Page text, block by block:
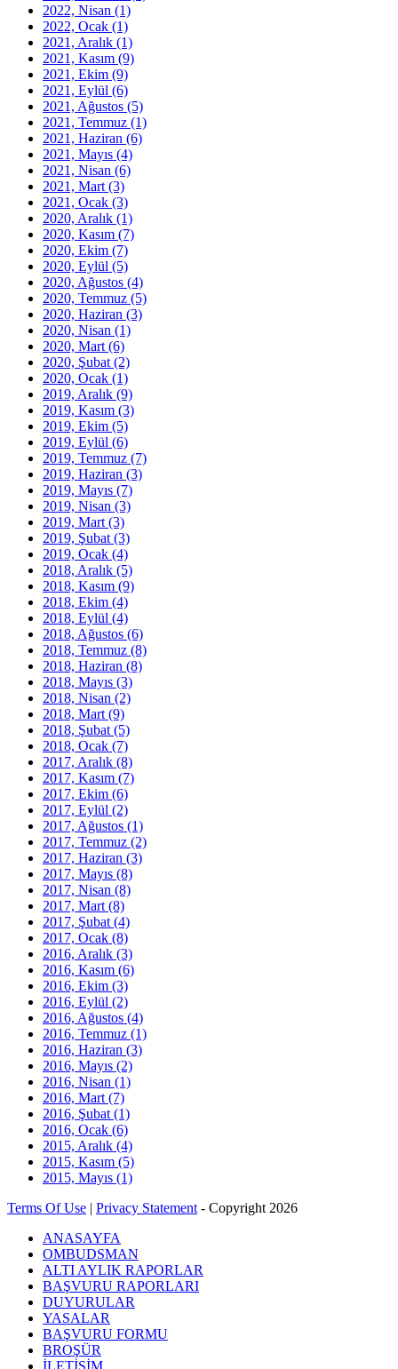
2022, Nisan (1)
2022, Ocak (1)
2021, Aralık (1)
2021, Kasım (9)
2021, Ekim (9)
2021, Eylül (6)
2021, Ağustos (5)
2021, Temmuz (1)
2021, Haziran (6)
2021, Mayıs (4)
2021, Nisan (6)
2021, Mart (3)
2021, Ocak (3)
2020, Aralık (1)
2020, Kasım (7)
2020, Ekim (7)
2020, Eylül (5)
2020, Ağustos (4)
2020, Temmuz (5)
2020, Haziran (3)
2020, Nisan (1)
2020, Mart (6)
2020, Şubat (2)
2020, Ocak (1)
2019, Aralık (9)
2019, Kasım (3)
2019, Ekim (5)
2019, Eylül (6)
2019, Temmuz (7)
2019, Haziran (3)
2019, Mayıs (7)
2019, Nisan (3)
2019, Mart (3)
2019, Şubat (3)
2019, Ocak (4)
2018, Aralık (5)
2018, Kasım (9)
2018, Ekim (4)
2018, Eylül (4)
2018, Ağustos (6)
2018, Temmuz (8)
2018, Haziran (8)
2018, Mayıs (3)
2018, Nisan (2)
2018, Mart (9)
2018, Şubat (5)
2018, Ocak (7)
2017, Aralık (8)
2017, Kasım (7)
2017, Ekim (6)
2017, Eylül (2)
2017, Ağustos (1)
2017, Temmuz (2)
2017, Haziran (3)
2017, Mayıs (8)
2017, Nisan (8)
2017, Mart (8)
2017, Şubat (4)
2017, Ocak (8)
2016, Aralık (3)
2016, Kasım (6)
2016, Ekim (3)
2016, Eylül (2)
2016, Ağustos (4)
2016, Temmuz (1)
2016, Haziran (3)
2016, Mayıs (2)
2016, Nisan (1)
2016, Mart (7)
2016, Şubat (1)
2016, Ocak (6)
2015, Aralık (4)
2015, Kasım (5)
2015, Mayıs (1)
Terms Of Use | Privacy Statement - Copyright 2026
ANASAYFA
OMBUDSMAN
ALTI AYLIK RAPORLAR
BAŞVURU RAPORLARI
DUYURULAR
YASALAR
BAŞVURU FORMU
BROŞÜR